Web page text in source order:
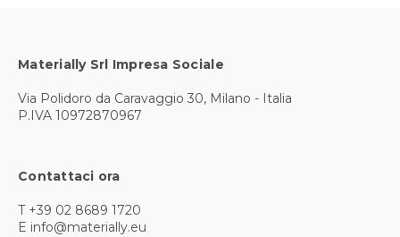
Materially Srl Impresa Sociale
Via Polidoro da Caravaggio 30, Milano - Italia
P.IVA 10972870967
Contattaci ora
T +39 02 8689 1720
E info@materially.eu